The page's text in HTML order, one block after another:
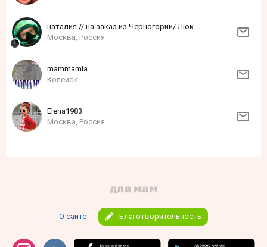
наталия // на заказ из Черногории/ Люксембурга/ Японии / Франции
Москва, Россия
mammamia
Копейск
Elena1983
Москва, Россия
О сайте Благотворительность